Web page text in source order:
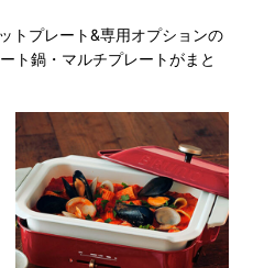
トプレート&専用オプションの
ト鍋・マルチプレートがまと